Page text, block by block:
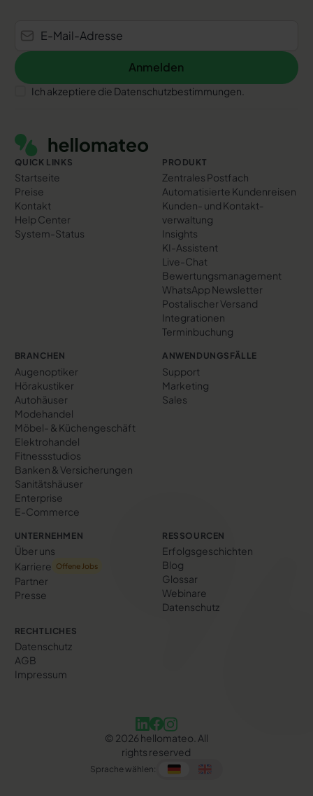
Anmelden
Anmelden
Ich akzeptiere die Datenschutzbestimmungen.
QUICK LINKS
Startseite
Preise
Kontakt
Help Center
System-Status
PRODUKT
Zentrales Postfach
Automatisierte Kundenreisen
Kunden- und Kontakt­
verwaltung
Insights
KI-Assistent
Live-Chat
Bewertungs­management
WhatsApp Newsletter
Postalischer Versand
Integrationen
Terminbuchung
BRANCHEN
Augenoptiker
Hörakustiker
Autohäuser
Modehandel
Möbel- & Küchengeschäft
Elektrohandel
Fitnessstudios
Banken & Versicherungen
Sanitätshäuser
Enterprise
E-Commerce
ANWENDUNGSFÄLLE
Support
Marketing
Sales
UNTERNEHMEN
Über uns
Karriere
Offene Jobs
Partner
Presse
RESSOURCEN
Erfolgs­geschichten
Blog
Glossar
Webinare
Datenschutz
RECHTLICHES
Datenschutz
AGB
Impressum
© 2026 hellomateo. All
rights reserved
Sprache wählen: